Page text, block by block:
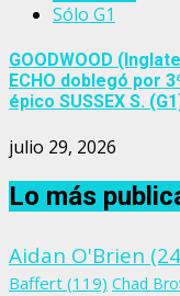
Sólo G1
GOODWOOD
ECHO doblegó por
épico SUSSEX S.
julio 29, 2026
Lo más
Aidan O'Brien
Baffert (119) Chad